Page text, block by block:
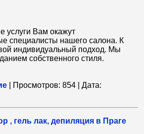
услуги Вам окажут
специалисты нашего салона. К
индивидуальный подход. Мы
собственного стиля.
Просмотров: 854
Дата:
, гель лак, депиляция в Праге